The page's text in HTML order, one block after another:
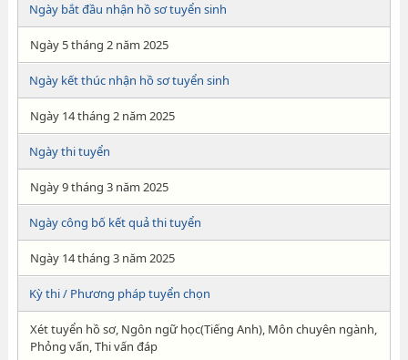
Ngày bắt đầu nhận hồ sơ tuyển sinh
Ngày 5 tháng 2 năm 2025
Ngày kết thúc nhận hồ sơ tuyển sinh
Ngày 14 tháng 2 năm 2025
Ngày thi tuyển
Ngày 9 tháng 3 năm 2025
Ngày công bố kết quả thi tuyển
Ngày 14 tháng 3 năm 2025
Kỳ thi / Phương pháp tuyển chọn
Xét tuyển hồ sơ, Ngôn ngữ học(Tiếng Anh), Môn chuyên ngành,
Phỏng vấn, Thi vấn đáp